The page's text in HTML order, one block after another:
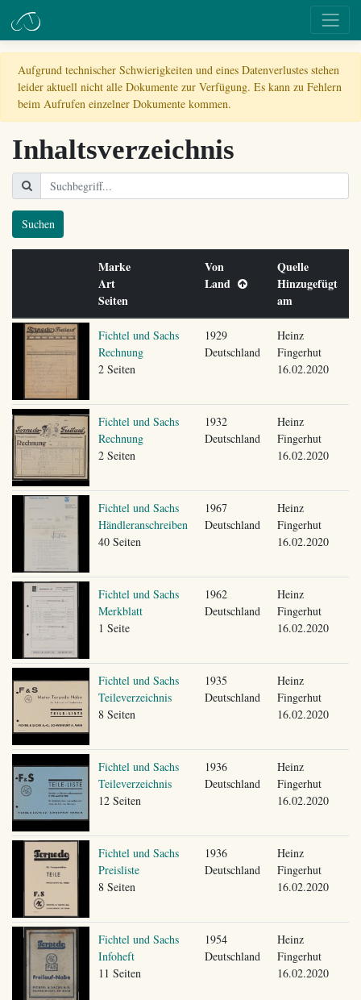
Aufgrund technischer Schwierigkeiten und eines Datenverlustes stehen
leider aktuell nicht alle Dokumente zur Verfügung. Es kann zu Fehlern
beim Aufrufen einzelner Dokumente kommen.
Inhaltsverzeichnis
Suchen
Marke
Art
Seiten
Von
Land
Quelle
Hinzugefügt
am
Fichtel und Sachs
Rechnung
2 Seiten
1929
Deutschland
Heinz
Fingerhut
16.02.2020
Fichtel und Sachs
Rechnung
2 Seiten
1932
Deutschland
Heinz
Fingerhut
16.02.2020
Fichtel und Sachs
Händleranschreiben
40 Seiten
1967
Deutschland
Heinz
Fingerhut
16.02.2020
Fichtel und Sachs
Merkblatt
1 Seite
1962
Deutschland
Heinz
Fingerhut
16.02.2020
Fichtel und Sachs
Teileverzeichnis
8 Seiten
1935
Deutschland
Heinz
Fingerhut
16.02.2020
Fichtel und Sachs
Teileverzeichnis
12 Seiten
1936
Deutschland
Heinz
Fingerhut
16.02.2020
Fichtel und Sachs
Preisliste
8 Seiten
1936
Deutschland
Heinz
Fingerhut
16.02.2020
Fichtel und Sachs
Infoheft
11 Seiten
1954
Deutschland
Heinz
Fingerhut
16.02.2020